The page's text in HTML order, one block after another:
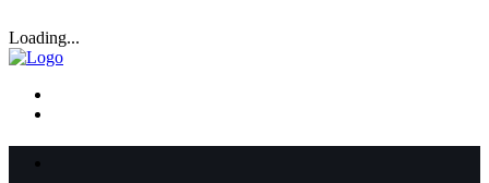
Loading...